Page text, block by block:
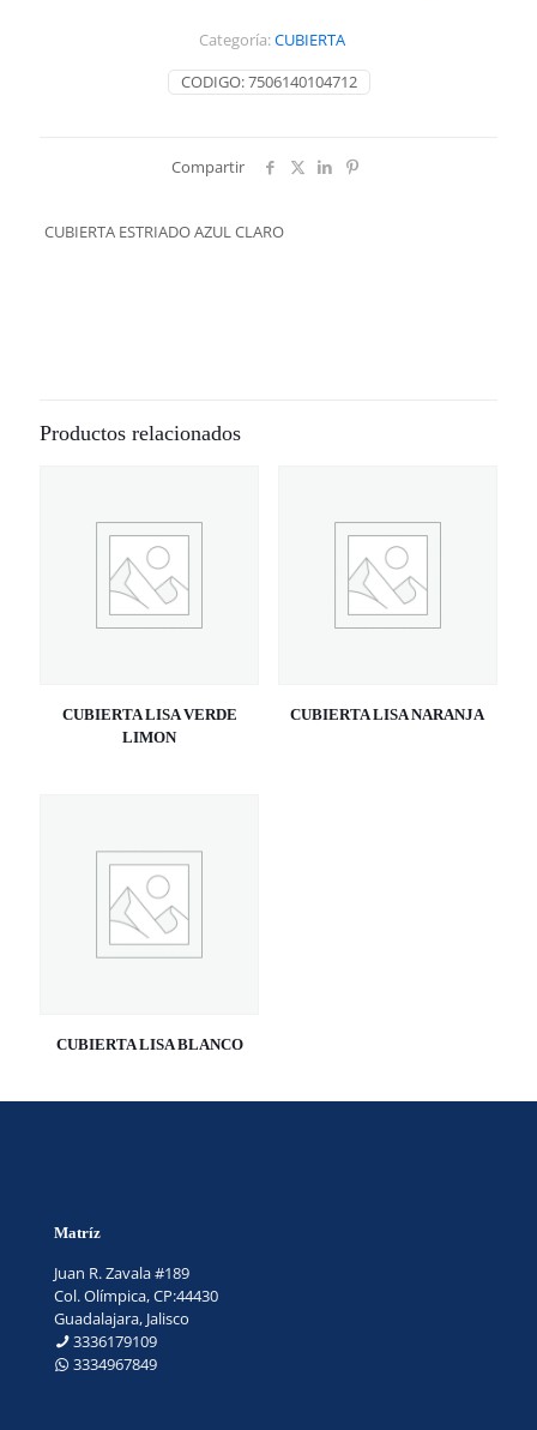
CODIGO:7506140104712
Categoría:CUBIERTA
Compartir
CUBIERTA ESTRIADO AZUL CLARO
Productos relacionados
CUBIERTA LISA VERDE
LIMON
CUBIERTA LISA NARANJA
CUBIERTA LISA BLANCO
Matríz
Juan R. Zavala #189
Col. Olímpica, CP:44430
Guadalajara, Jalisco
3336179109
3334967849